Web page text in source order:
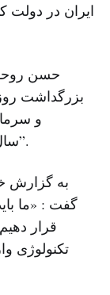
ایران در
حسن
بزرگداشت
و
سال‌های ۸۴ تا ۹۲ گذشت و تکرار نمی ‌شود”.
به گزارش
گفت : «ما
قرار
تکنولوژی